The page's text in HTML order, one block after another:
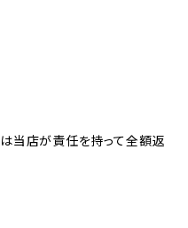
当店が責任を持って全額返